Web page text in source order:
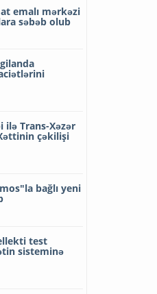
emalı mərkəzi
səbəb olub
ilə Trans-Xəzər
çəkilişi
bağlı yeni
test
sisteminə